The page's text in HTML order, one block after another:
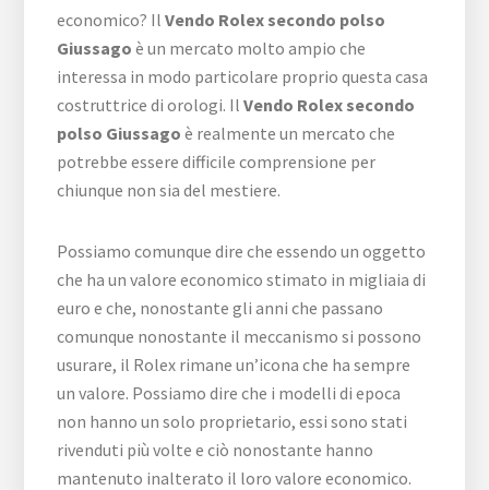
economico? IlVendo Rolex secondo polso
Giussago è un mercato molto ampio che
interessa in modo particolare proprio questa casa
costruttrice di orologi. IlVendo Rolex secondo
polso Giussago è realmente un mercato che
potrebbe essere difficile comprensione per
chiunque non sia del mestiere.
Possiamo comunque dire che essendo un oggetto
che ha un valore economico stimato in migliaia di
euro e che, nonostante gli anni che passano
comunque nonostante il meccanismo si possono
usurare, il Rolex rimane un’icona che ha sempre
un valore. Possiamo dire che i modelli di epoca
non hanno un solo proprietario, essi sono stati
rivenduti più volte e ciò nonostante hanno
mantenuto inalterato il loro valore economico.